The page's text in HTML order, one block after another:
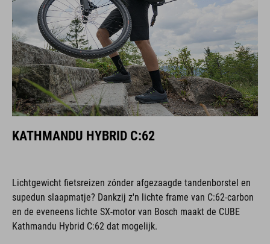
KATHMANDU HYBRID C:62
Lichtgewicht fietsreizen zónder afgezaagde tandenborstel en
supedun slaapmatje? Dankzij z'n lichte frame van C:62-carbon
en de eveneens lichte SX-motor van Bosch maakt de CUBE
Kathmandu Hybrid C:62 dat mogelijk.